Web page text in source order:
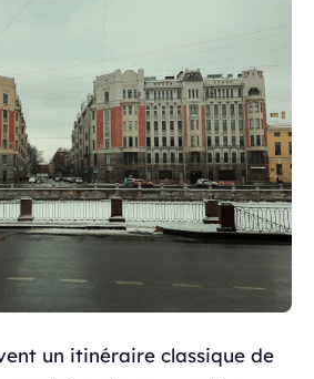
un itinéraire classique de